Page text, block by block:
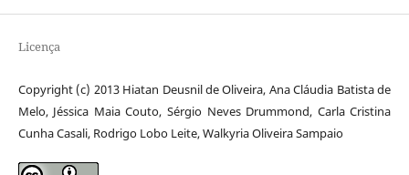
Licença
Copyright (c) 2013 Hiatan Deusnil de Oliveira, Ana Cláudia Batista de
Melo, Jéssica Maia Couto, Sérgio Neves Drummond, Carla Cristina
Cunha Casali, Rodrigo Lobo Leite, Walkyria Oliveira Sampaio